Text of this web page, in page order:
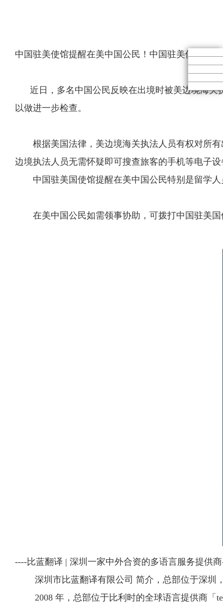
中国驻美使馆提醒在美中国公民！中国驻美使馆提
近日，多名中国公民反映在出境时被美边境海关
以做进一步检查。
根据美国法律，美边境海关执法人员有权对所有
边境执法人员无需怀疑即可搜查旅客的手机等电子
中国驻美国使馆提醒在美中国公民特别是留学人
在美中国公民如需领事协助，可拨打中国驻美国
----比蓝翻译 | 深圳一家中外合资的多语言服务提供
深圳市比蓝翻译有限公司 简介，总部位于深圳，
2008 年，总部位于比利时的全球语言提供商「